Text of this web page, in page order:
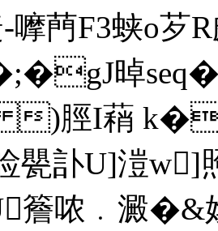
-嚤菛F3蛱o
晫
)脛I蕱 k�
甖訃U]溰
哝﹒澱�